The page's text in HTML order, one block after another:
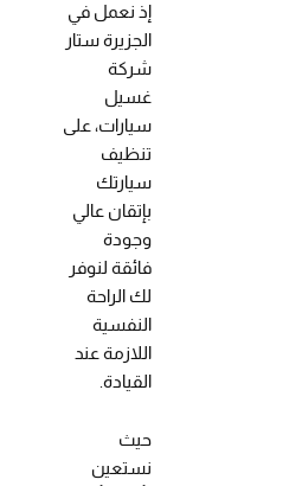
إذ نعمل في
الجزيرة ستار
شركة
غسيل
سيارات، على
تنظيف
سيارتك
بإتقان عالي
وجودة
فائقة لنوفر
لك الراحة
النفسية
اللازمة عند
القيادة.
حيث
نستعين